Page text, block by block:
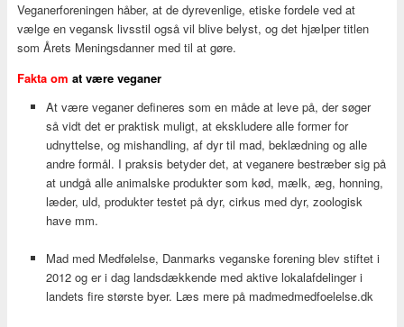
Veganerforeningen håber, at de dyrevenlige, etiske fordele ved at
vælge en vegansk livsstil også vil blive belyst, og det hjælper titlen
som Årets Meningsdanner med til at gøre.
Fakta om at være veganer
At være veganer defineres som en måde at leve på, der søger
så vidt det er praktisk muligt, at ekskludere alle former for
udnyttelse, og mishandling, af dyr til mad, beklædning og alle
andre formål. I praksis betyder det, at veganere bestræber sig på
at undgå alle animalske produkter som kød, mælk, æg, honning,
læder, uld, produkter testet på dyr, cirkus med dyr, zoologisk
have mm.
Mad med Medfølelse, Danmarks veganske forening blev stiftet i
2012 og er i dag landsdækkende med aktive lokalafdelinger i
landets fire største byer. Læs mere på madmedmedfoelelse.dk